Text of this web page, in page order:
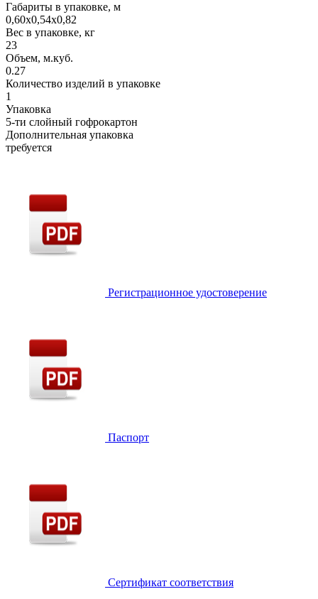
Габариты в упаковке, м
0,60х0,54х0,82
Вес в упаковке, кг
23
Объем, м.куб.
0.27
Количество изделий в упаковке
1
Упаковка
5-ти слойный гофрокартон
Дополнительная упаковка
требуется
Регистрационное удостоверение
Паспорт
Сертификат соответствия